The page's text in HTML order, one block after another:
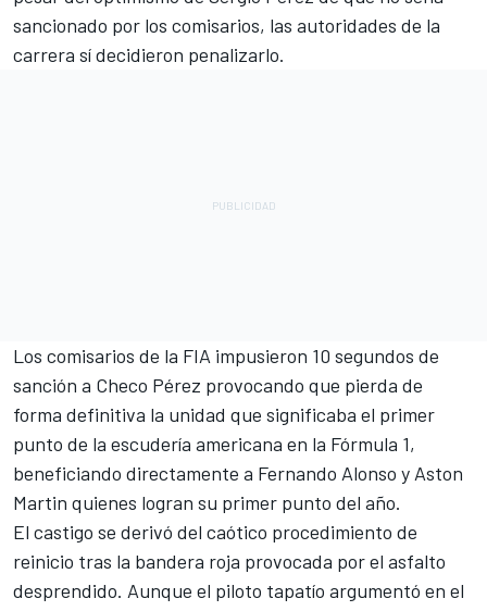
sancionado por los comisarios, las autoridades de la
carrera sí decidieron penalizarlo.
Los comisarios de la FIA impusieron 10 segundos de
sanción a Checo Pérez provocando que pierda de
forma definitiva la unidad que significaba el primer
punto de la escudería americana en la Fórmula 1,
beneficiando directamente a Fernando Alonso y Aston
Martin quienes logran su primer punto del año.
El castigo se derivó del caótico procedimiento de
reinicio tras la bandera roja provocada por el asfalto
desprendido. Aunque el piloto tapatío argumentó en el